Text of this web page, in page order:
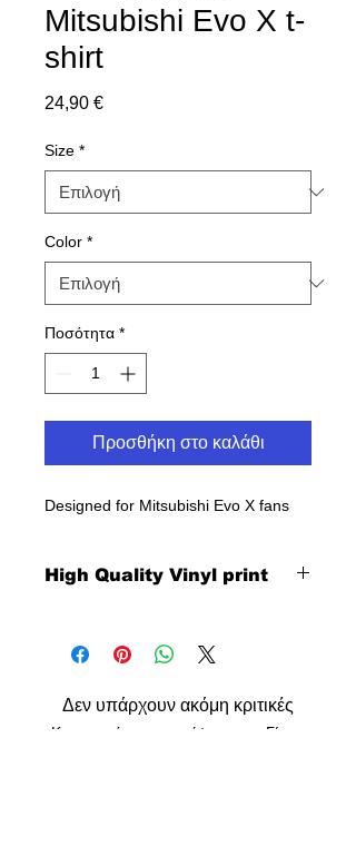
Mitsubishi Evo X t-
shirt
24,90 €Τιμή
Size *
Color *
Ποσότητα *
Προσθήκη στο καλάθι
Designed for Mitsubishi Evo X fans
High Quality Vinyl print
Δεν υπάρχουν ακόμη κριτικές
Κοινοποιήστε τις σκέψεις σας. Γίνετε